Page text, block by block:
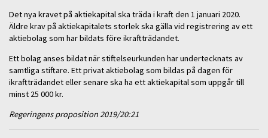
Det nya kravet på aktiekapital ska träda i kraft den 1 januari 2020.
Äldre krav på aktiekapitalets storlek ska gälla vid registrering av ett
aktiebolag som har bildats före ikraftträdandet.
Ett bolag anses bildat när stiftelseurkunden har undertecknats av
samtliga stiftare. Ett privat aktiebolag som bildas på dagen för
ikraftträdandet eller senare ska ha ett aktiekapital som uppgår till
minst 25 000 kr.
Regeringens proposition 2019/20:21